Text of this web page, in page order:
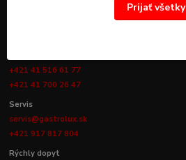
+421 41 516 61 77
+421 41 700 26 47
Servis
servis@gastrolux.sk
+421 917 817 804
Rýchly dopyt
Prijať všetky